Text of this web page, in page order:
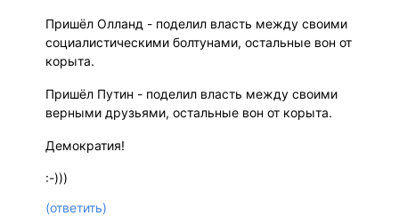
Пришёл Олланд - поделил власть между своими
социалистическими болтунами, остальные вон от
корыта.
Пришёл Путин - поделил власть между своими
верными друзьями, остальные вон от корыта.
Демократия!
:-)))
(ответить)